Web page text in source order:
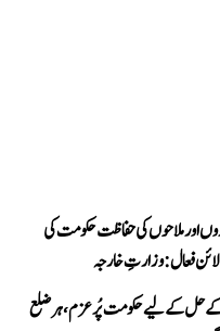
اور ملاحوں کی حفاظت حکومت کی
کے حل کے لیے حکومت پُرعزم، ہر ضلع